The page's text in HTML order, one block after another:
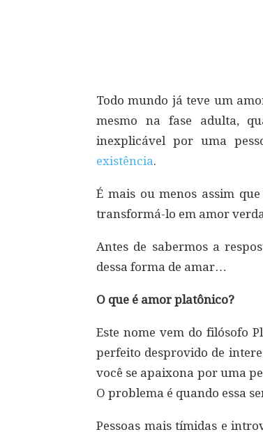
Todo mundo já teve um
mesmo na fase adulta,
inexplicável por uma
existência.
É mais ou menos assim
transformá-lo em amor
Antes de sabermos a
dessa forma de amar…
O que é amor platônico?
Este nome vem do filósofo
perfeito desprovido de
você se apaixona por uma
O problema é quando essa
Pessoas mais tímidas e